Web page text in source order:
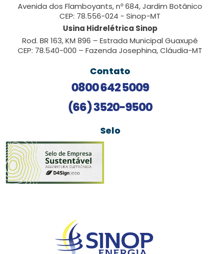
Avenida dos Flamboyants, nº 684, Jardim Botânico
CEP: 78.556-024 - Sinop-MT
Usina Hidrelétrica Sinop
Rod. BR 163, KM 896 – Estrada Municipal Guaxupé
CEP: 78.540-000 – Fazenda Josephina, Cláudia-MT
Contato
0800 642 5009
(66) 3520-9500
Selo